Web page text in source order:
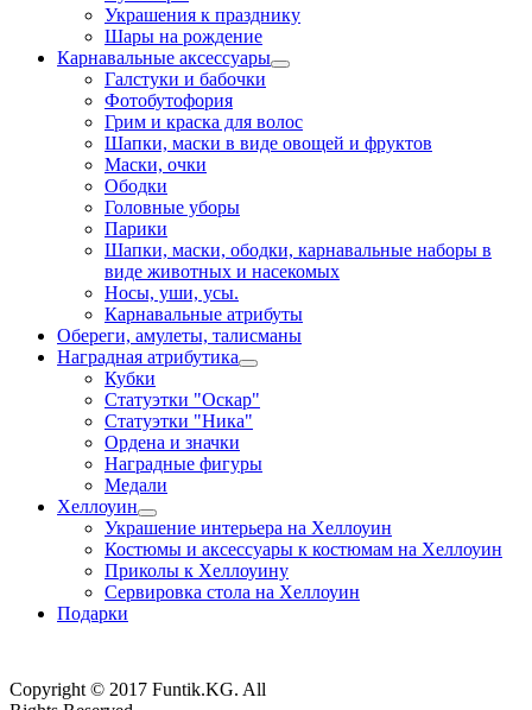
Украшения к празднику
Шары на рождение
Карнавальные аксессуары
Галстуки и бабочки
Фотобутофория
Грим и краска для волос
Шапки, маски в виде овощей и фруктов
Маски, очки
Ободки
Головные уборы
Парики
Шапки, маски, ободки, карнавальные наборы в
виде животных и насекомых
Носы, уши, усы.
Карнавальные атрибуты
Обереги, амулеты, талисманы
Наградная атрибутика
Кубки
Статуэтки "Оскар"
Статуэтки "Ника"
Ордена и значки
Наградные фигуры
Медали
Хеллоуин
Украшение интерьера на Хеллоуин
Костюмы и аксессуары к костюмам на Хеллоуин
Приколы к Хеллоуину
Сервировка стола на Хеллоуин
Подарки
Copyright © 2017 Funtik.KG. All